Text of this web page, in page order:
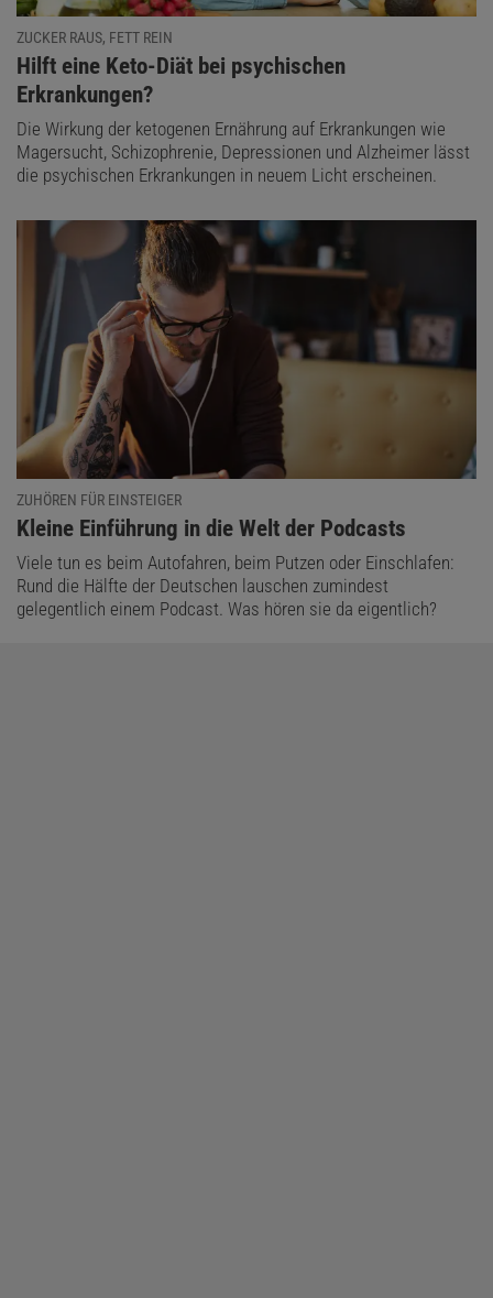
ZUCKER RAUS, FETT REIN
:
Hilft eine Keto-Diät bei psychischen
Erkrankungen?
Die Wirkung der ketogenen Ernährung auf Erkrankungen wie
Magersucht, Schizophrenie, Depressionen und Alzheimer lässt
die psychischen Erkrankungen in neuem Licht erscheinen.
ZUHÖREN FÜR EINSTEIGER
:
Kleine Einführung in die Welt der Podcasts
Viele tun es beim Autofahren, beim Putzen oder Einschlafen:
Rund die Hälfte der Deutschen lauschen zumindest
gelegentlich einem Podcast. Was hören sie da eigentlich?